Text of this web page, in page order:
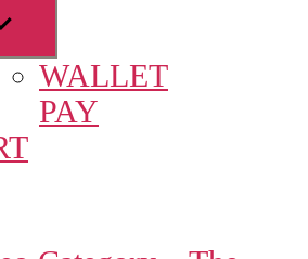
menuWALLET
PAY